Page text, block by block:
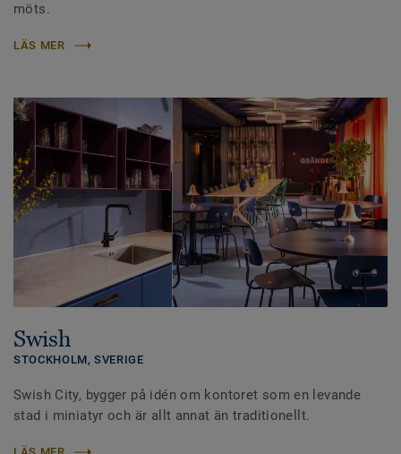
möts.
LÄS MER
Swish
STOCKHOLM, SVERIGE
Swish City, bygger på idén om kontoret som en levande
stad i miniatyr och är allt annat än traditionellt.